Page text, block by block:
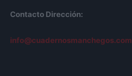
Contacto Dirección:
info@cuadernosmanchegos.com